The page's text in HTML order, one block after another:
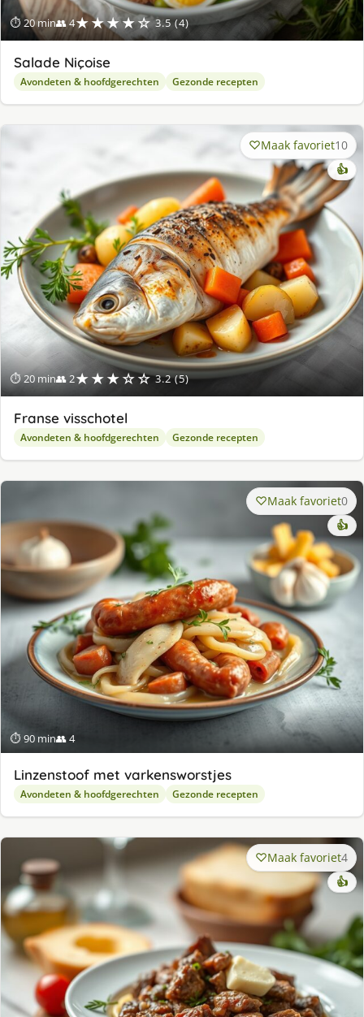
⏱ 20 min👥 4★★★★☆ 3.5 (4)
Salade Niçoise
Avondeten & hoofdgerechten Gezonde recepten
⏱ 20 min👥 2★★★☆☆ 3.2 (5)
Maak favoriet10
👍
Franse visschotel
Avondeten & hoofdgerechten Gezonde recepten
⏱ 90 min👥 4
Maak favoriet0
👍
Linzenstoof met varkensworstjes
Avondeten & hoofdgerechten Gezonde recepten
Maak favoriet4
👍